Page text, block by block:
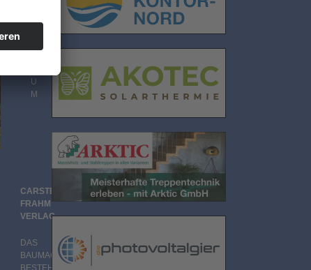
U
M
CARSTEN
FRAHM
VERLAG
DAS
BAUMAGAZIN
BESTEHT